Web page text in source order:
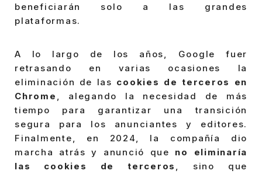
beneficiarán solo a las grandes
plataformas.
A lo largo de los años, Google fuer
retrasando en varias ocasiones la
eliminación de las cookies de terceros en
Chrome , alegando la necesidad de más
tiempo para garantizar una transición
segura para los anunciantes y editores.
Finalmente, en 2024, la compañía dio
marcha atrás y anunció que no eliminaría
las cookies de terceros , sino que